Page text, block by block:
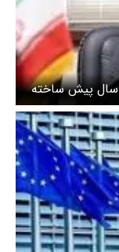
سال پیش ساخته